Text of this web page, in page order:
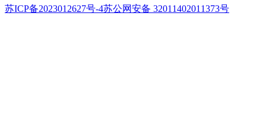
苏ICP备2023012627号-4苏公网安备 32011402011373号